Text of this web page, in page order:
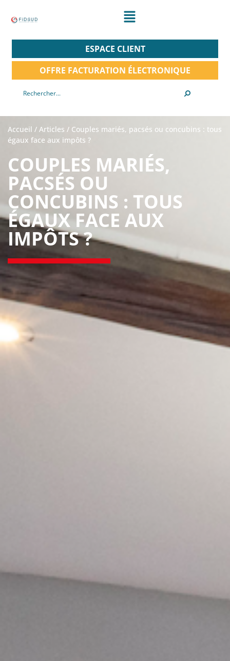
ESPACE CLIENT
OFFRE FACTURATION ÉLECTRONIQUE
Accueil / Articles / Couples mariés, pacsés ou concubins : tous
égaux face aux impôts ?
COUPLES MARIÉS,
PACSÉS OU
CONCUBINS : TOUS
ÉGAUX FACE AUX
IMPÔTS ?